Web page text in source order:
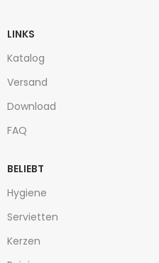
LINKS
Katalog
Versand
Download
FAQ
BELIEBT
Hygiene
Servietten
Kerzen